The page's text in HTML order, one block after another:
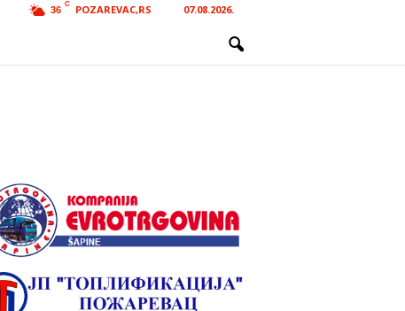
36
C POZAREVAC,RS 07.08.2026.